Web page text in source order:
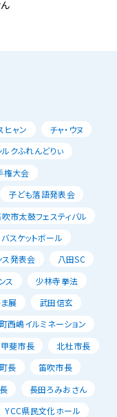
ヒャン
チャ・ウヌ
ルクふれんどりぃ
権大会
子ども落語発表会
市太鼓フェスティバル
バスケットボール
ス発表会
八田SC
ス
少林寺拳法
展
武田信玄
西嶋イルミネーション
甲斐市長
北杜市長
長
笛吹市長
長田ろみおさん
YCC県民文化ホール